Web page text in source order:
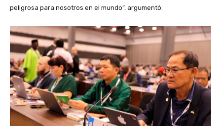
peligrosa para nosotros en el mundo”, argumentó.